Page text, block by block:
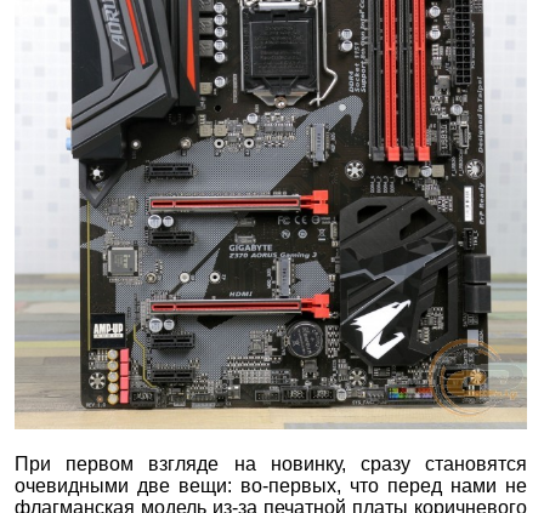
При первом взгляде на новинку, сразу становятся
очевидными две вещи: во-первых, что перед нами не
флагманская модель из-за печатной платы коричневого